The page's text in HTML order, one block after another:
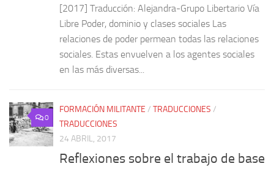
[2017] Traducción: Alejandra-Grupo Libertario Vía
Libre Poder, dominio y clases sociales Las
relaciones de poder permean todas las relaciones
sociales. Estas envuelven a los agentes sociales
en las más diversas...
0
FORMACIÓN MILITANTE / TRADUCCIONES /
TRADUCCIONES
24 ABRIL, 2017
Reflexiones sobre el trabajo de base